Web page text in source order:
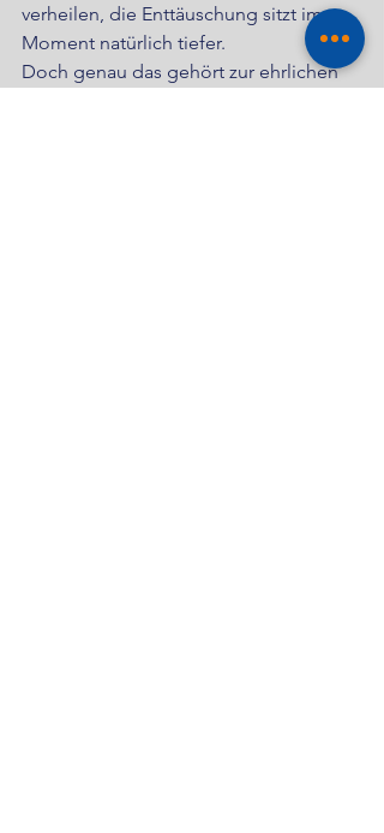
verheilen, die Enttäuschung sitzt im
Moment natürlich tiefer.
Doch genau das gehört zur ehrlichen